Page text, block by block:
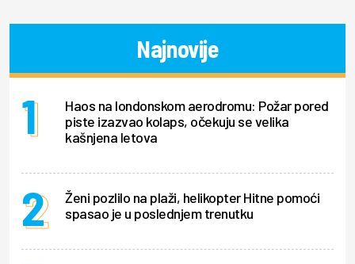
Najnovije
Haos na londonskom aerodromu: Požar pored
piste izazvao kolaps, očekuju se velika
kašnjena letova
Ženi pozlilo na plaži, helikopter Hitne pomoći
spasao je u poslednjem trenutku